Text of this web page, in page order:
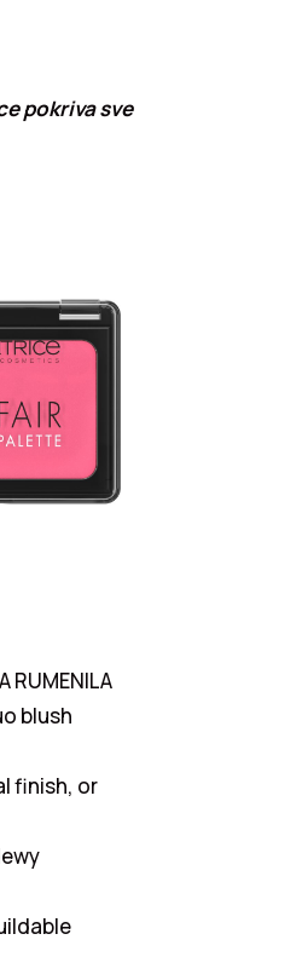
pokriva sve
RUMENILA
blush
finish, or